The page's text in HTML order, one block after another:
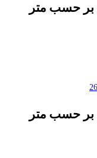
بر حسب متر
بر حسب متر